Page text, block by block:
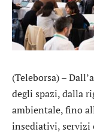
(Teleborsa) –
degli spazi, dalla
ambientale, fino
insediativi, servizi